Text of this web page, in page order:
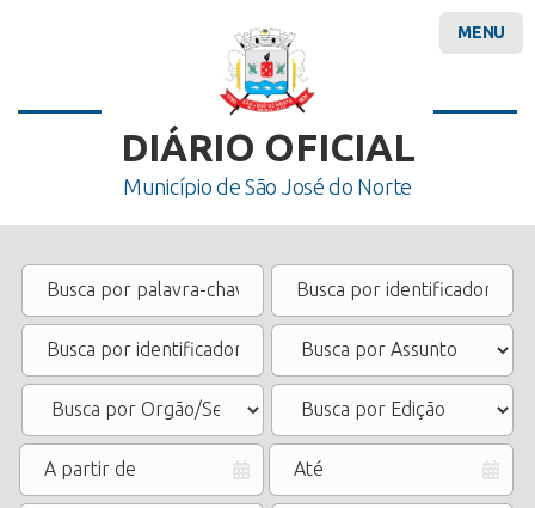
DIÁRIO OFICIAL
Município de São José do Norte
MENU